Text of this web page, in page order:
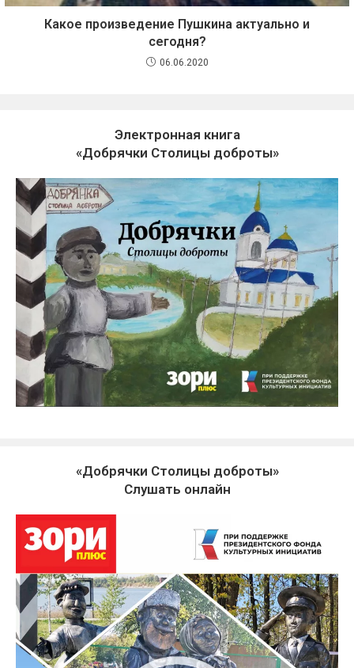
Какое произведение Пушкина актуально и
сегодня?
06.06.2020
Электронная книга
«Добрячки Столицы доброты»
«Добрячки Столицы доброты»
Слушать онлайн